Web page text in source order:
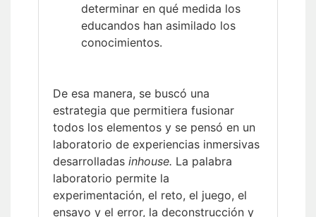
determinar en qué medida los
educandos han asimilado los
conocimientos.
De esa manera, se buscó una
estrategia que permitiera fusionar
todos los elementos y se pensó en un
laboratorio de experiencias inmersivas
desarrolladas inhouse. La palabra
laboratorio permite la
experimentación, el reto, el juego, el
ensayo y el error, la deconstrucción y